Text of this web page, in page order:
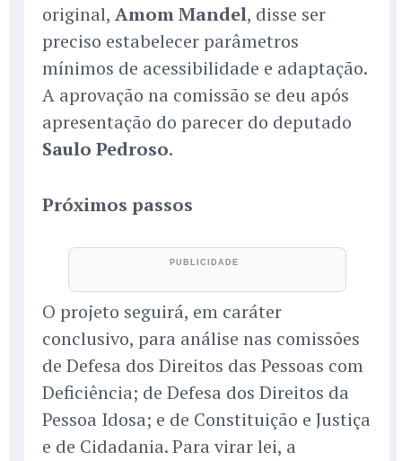
original, Amom Mandel, disse ser
preciso estabelecer parâmetros
mínimos de acessibilidade e adaptação.
A aprovação na comissão se deu após
apresentação do parecer do deputado
Saulo Pedroso.
Próximos passos
O projeto seguirá, em caráter
conclusivo, para análise nas comissões
de Defesa dos Direitos das Pessoas com
Deficiência; de Defesa dos Direitos da
Pessoa Idosa; e de Constituição e Justiça
e de Cidadania. Para virar lei, a